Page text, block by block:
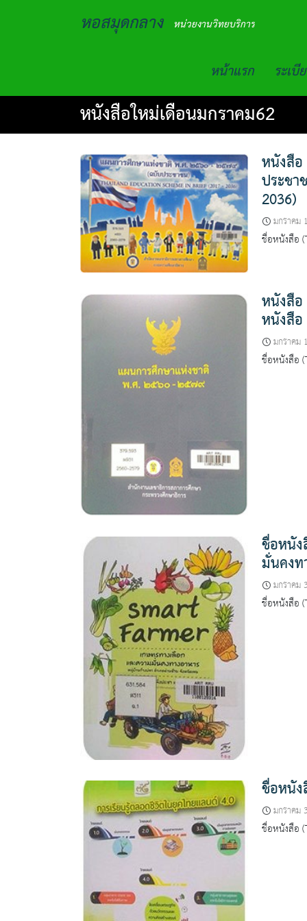
หอสมุดกลาง หน่วยงานวิทยบริการ
หน้าแรก ระเ
หนังสือใหม่เดือนมกราคม62
หนังสื
ประช
2036)
มกราคม
ชื่อหนังสือ
หนังสือ
หนังสื
มกราคม
ชื่อหนังสือ
ชื่อหนั
มั่นคงท
มกราคม
ชื่อหนังสือ
ชื่อหนั
มกราคม
ชื่อหนังสือ